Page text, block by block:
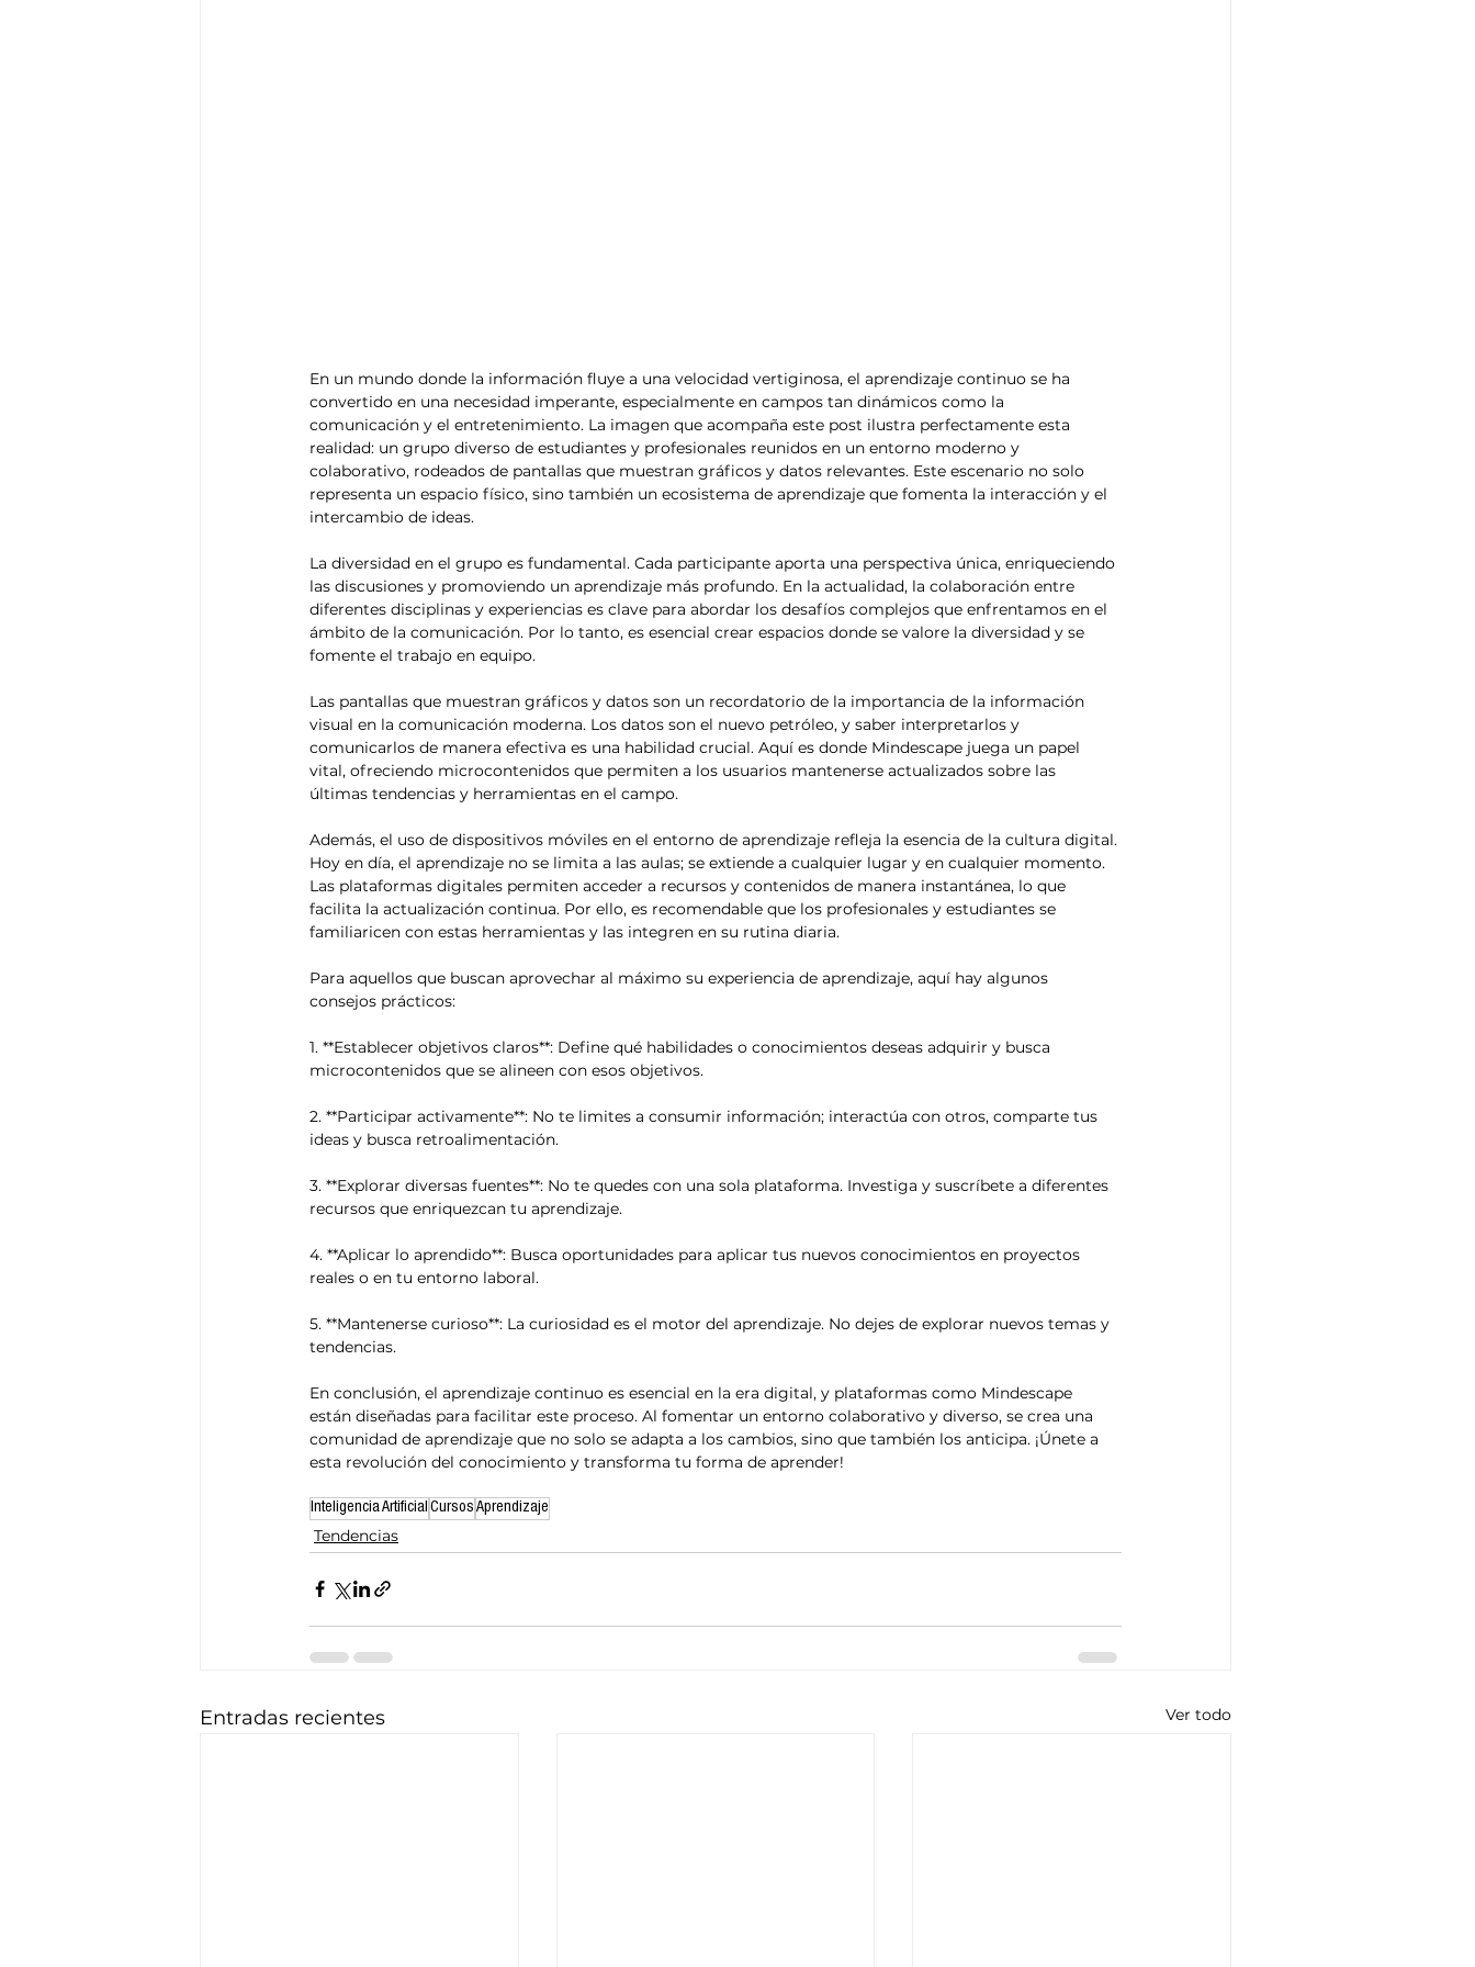
En un mundo donde la información fluye a una velocidad vertiginosa, el aprendizaje continuo se ha
convertido en una necesidad imperante, especialmente en campos tan dinámicos como la
comunicación y el entretenimiento. La imagen que acompaña este post ilustra perfectamente esta
realidad: un grupo diverso de estudiantes y profesionales reunidos en un entorno moderno y
colaborativo, rodeados de pantallas que muestran gráficos y datos relevantes. Este escenario no solo
representa un espacio físico, sino también un ecosistema de aprendizaje que fomenta la interacción y el
intercambio de ideas.
La diversidad en el grupo es fundamental. Cada participante aporta una perspectiva única, enriqueciendo
las discusiones y promoviendo un aprendizaje más profundo. En la actualidad, la colaboración entre
diferentes disciplinas y experiencias es clave para abordar los desafíos complejos que enfrentamos en el
ámbito de la comunicación. Por lo tanto, es esencial crear espacios donde se valore la diversidad y se
fomente el trabajo en equipo.
Las pantallas que muestran gráficos y datos son un recordatorio de la importancia de la información
visual en la comunicación moderna. Los datos son el nuevo petróleo, y saber interpretarlos y
comunicarlos de manera efectiva es una habilidad crucial. Aquí es donde Mindescape juega un papel
vital, ofreciendo microcontenidos que permiten a los usuarios mantenerse actualizados sobre las
últimas tendencias y herramientas en el campo.
Además, el uso de dispositivos móviles en el entorno de aprendizaje refleja la esencia de la cultura digital.
Hoy en día, el aprendizaje no se limita a las aulas; se extiende a cualquier lugar y en cualquier momento.
Las plataformas digitales permiten acceder a recursos y contenidos de manera instantánea, lo que
facilita la actualización continua. Por ello, es recomendable que los profesionales y estudiantes se
familiaricen con estas herramientas y las integren en su rutina diaria.
Para aquellos que buscan aprovechar al máximo su experiencia de aprendizaje, aquí hay algunos
consejos prácticos:
1. **Establecer objetivos claros**: Define qué habilidades o conocimientos deseas adquirir y busca
microcontenidos que se alineen con esos objetivos.
2. **Participar activamente**: No te limites a consumir información; interactúa con otros, comparte tus
ideas y busca retroalimentación.
3. **Explorar diversas fuentes**: No te quedes con una sola plataforma. Investiga y suscríbete a diferentes
recursos que enriquezcan tu aprendizaje.
4. **Aplicar lo aprendido**: Busca oportunidades para aplicar tus nuevos conocimientos en proyectos
reales o en tu entorno laboral.
5. **Mantenerse curioso**: La curiosidad es el motor del aprendizaje. No dejes de explorar nuevos temas y
tendencias.
En conclusión, el aprendizaje continuo es esencial en la era digital, y plataformas como Mindescape
están diseñadas para facilitar este proceso. Al fomentar un entorno colaborativo y diverso, se crea una
comunidad de aprendizaje que no solo se adapta a los cambios, sino que también los anticipa. ¡Únete a
esta revolución del conocimiento y transforma tu forma de aprender!
Inteligencia Artificial Cursos Aprendizaje
Tendencias
Entradas recientes Ver todo